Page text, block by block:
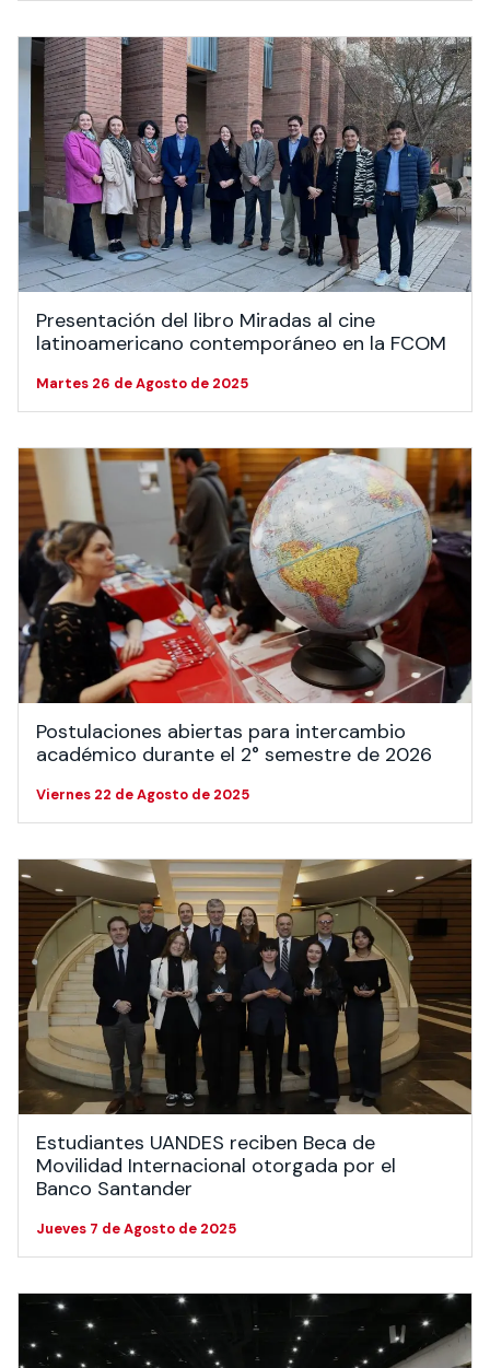
Presentación del libro Miradas al cine
latinoamericano contemporáneo en la FCOM
Martes 26 de Agosto de 2025
Postulaciones abiertas para intercambio
académico durante el 2° semestre de 2026
Viernes 22 de Agosto de 2025
Estudiantes UANDES reciben Beca de
Movilidad Internacional otorgada por el
Banco Santander
Jueves 7 de Agosto de 2025